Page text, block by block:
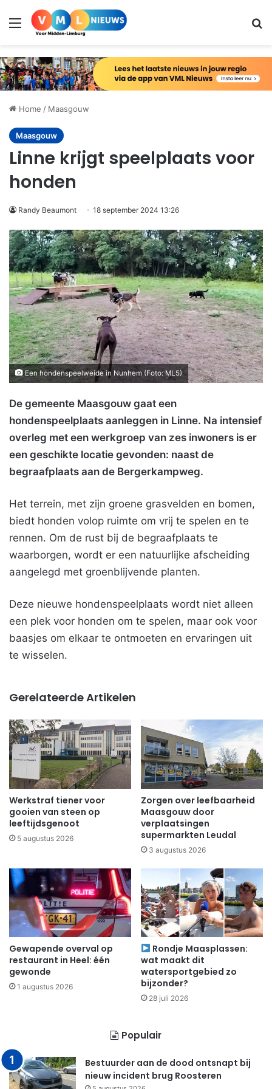
Menu
Home / Maasgouw
Maasgouw
Linne krijgt speelplaats voor
honden
Randy Beaumont 18 september 2024 13:26
Een hondenspeelweide in Nunhem (Foto: ML5)
De gemeente Maasgouw gaat een
hondenspeelplaats aanleggen in Linne. Na intensief
overleg met een werkgroep van zes inwoners is er
een geschikte locatie gevonden: naast de
begraafplaats aan de Bergerkampweg.
Het terrein, met zijn groene grasvelden en bomen,
biedt honden volop ruimte om vrij te spelen en te
rennen. Om de rust bij de begraafplaats te
waarborgen, wordt er een natuurlijke afscheiding
aangelegd met groenblijvende planten.
Deze nieuwe hondenspeelplaats wordt niet alleen
een plek voor honden om te spelen, maar ook voor
baasjes om elkaar te ontmoeten en ervaringen uit
te wisselen.
Gerelateerde Artikelen
Werkstraf tiener voor
gooien van steen op
leeftijdsgenoot
5 augustus 2026
Zorgen over leefbaarheid
Maasgouw door
verplaatsingen
supermarkten Leudal
3 augustus 2026
Gewapende overval op
restaurant in Heel: één
gewonde
1 augustus 2026
Rondje Maasplassen:
wat maakt dit
watersportgebied zo
bijzonder?
28 juli 2026
Populair
Bestuurder aan de dood ontsnapt bij
nieuw incident brug Roosteren